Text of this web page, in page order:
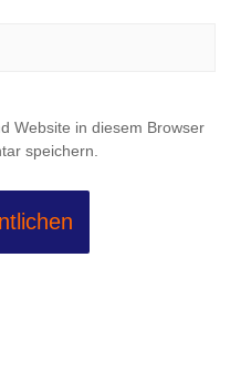
Website in diesem Browser
speichern.